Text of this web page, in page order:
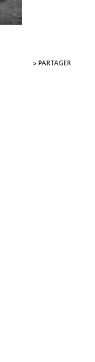
> PARTAGER